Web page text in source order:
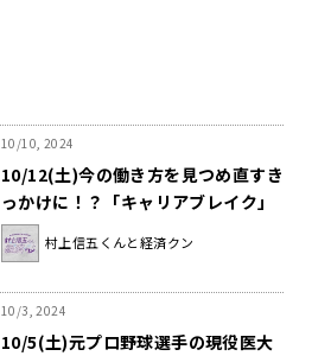
10/10, 2024
10/12(土)今の働き方を見つめ直すき
っかけに！？「キャリアブレイク」
を学ぼう！『村上信五くんと経済ク
ン』
村上信五くんと経済クン
10/3, 2024
10/5(土)元プロ野球選手の現役医大